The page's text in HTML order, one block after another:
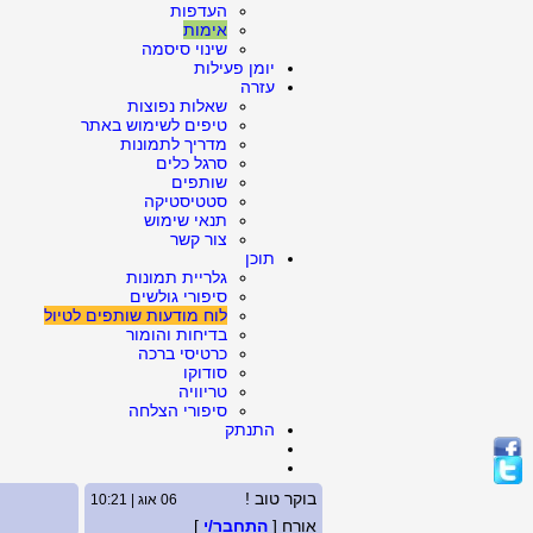
העדפות
אימות
שינוי סיסמה
יומן פעילות
עזרה
שאלות נפוצות
טיפים לשימוש באתר
מדריך לתמונות
סרגל כלים
שותפים
סטטיסטיקה
תנאי שימוש
צור קשר
תוכן
גלריית תמונות
סיפורי גולשים
לוח מודעות שותפים לטיול
בדיחות והומור
כרטיסי ברכה
סודוקו
טריוויה
סיפורי הצלחה
התנתק
בוקר טוב ! 06 אוג | 10:21
אורח [ התחבר/י ]